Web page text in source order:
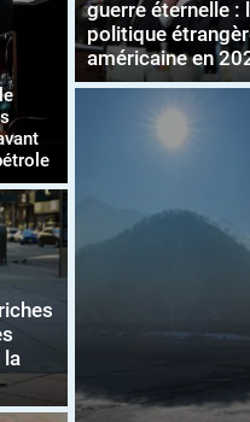
la
guerre éternelle :
politique
américaine en